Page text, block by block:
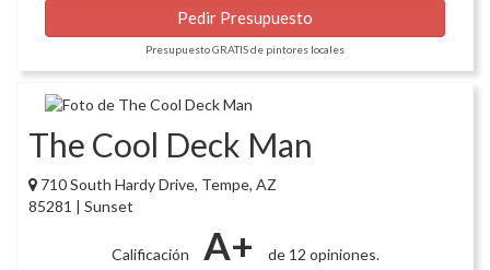
Pedir Presupuesto
Presupuesto GRATIS de pintores locales
The Cool Deck Man
710 South Hardy Drive, Tempe, AZ
85281 | Sunset
Calificación A+
de 12 opiniones.